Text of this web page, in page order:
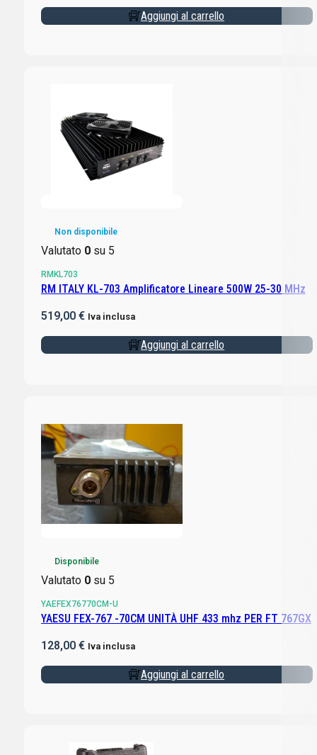
Aggiungi al carrello
Non disponibile
Valutato 0su 5
RMKL703
RM ITALY KL-703 Amplificatore Lineare 500W 25-30 MHz
519,00 € Iva inclusa
Aggiungi al carrello
Disponibile
Valutato 0su 5
YAEFEX76770CM-U
YAESU FEX-767 -70CM UNITÀ UHF 433 mhz PER FT 767GX
128,00 € Iva inclusa
Aggiungi al carrello